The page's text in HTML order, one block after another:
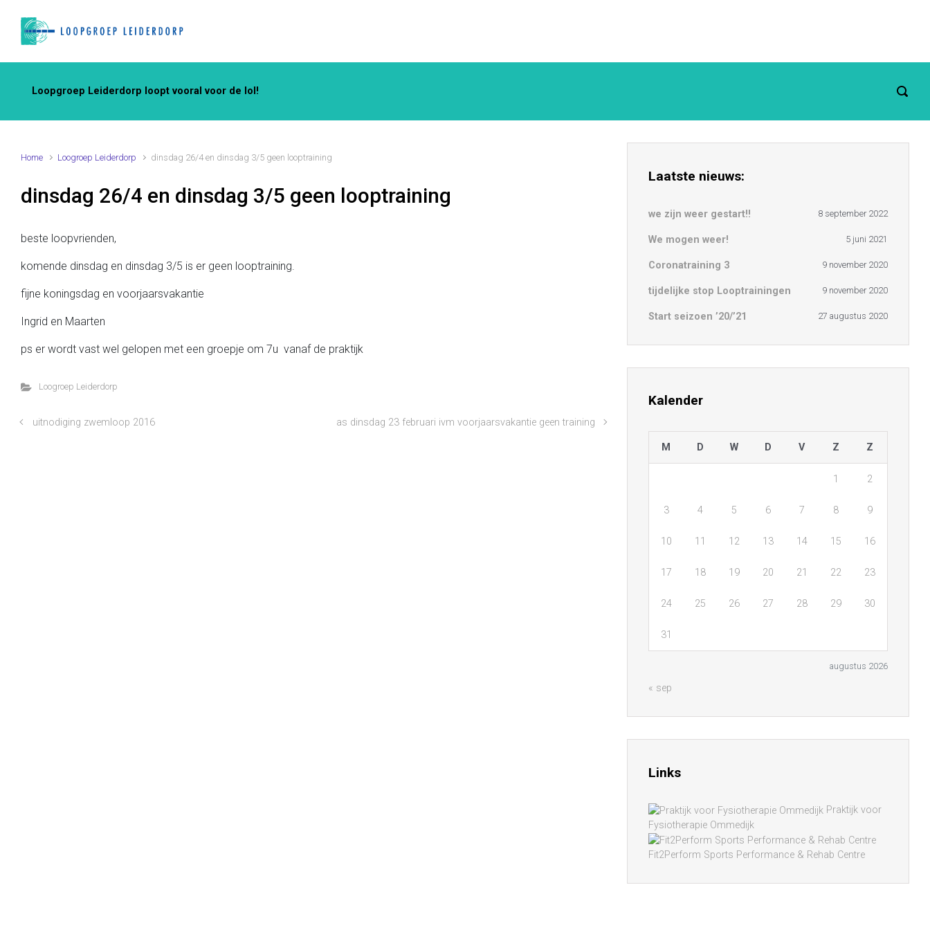
Spring naar de hoofdinhoud
Loopgroep Leiderdorp loopt vooral voor de lol!
Home Loogroep Leiderdorp dinsdag 26/4 en dinsdag 3/5 geen looptraining
dinsdag 26/4 en dinsdag 3/5 geen looptraining
beste loopvrienden,
komende dinsdag en dinsdag 3/5 is er geen looptraining.
fijne koningsdag en voorjaarsvakantie
Ingrid en Maarten
ps er wordt vast wel gelopen met een groepje om 7u vanaf de praktijk
Loogroep Leiderdorp
uitnodiging zwemloop 2016 as dinsdag 23 februari ivm voorjaarsvakantie geen training
Laatste nieuws:
we zijn weer gestart!! 8 september 2022
We mogen weer! 5 juni 2021
Coronatraining 3 9 november 2020
tijdelijke stop Looptrainingen 9 november 2020
Start seizoen ’20/’21 27 augustus 2020
Kalender
augustus 2026
M D W D V Z Z
1 2
3 4 5 6 7 8 9
10 11 12 13 14 15 16
17 18 19 20 21 22 23
24 25 26 27 28 29 30
31
« sep
Links
Praktijk voor
Fysiotherapie Ommedijk
Fit2Perform Sports Performance & Rehab Centre